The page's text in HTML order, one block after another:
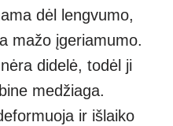
dėl lengvumo,
mažo įgeriamumo.
didelė, todėl ji
medžiaga.
ir išlaiko